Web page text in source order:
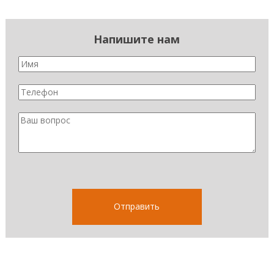
Напишите нам